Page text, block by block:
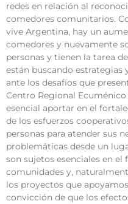
redes en relación al
comedores comunitarios.
vive Argentina, hay un
comedores y nuevamente
personas y tienen la tarea
están buscando estrategias
ante los desafíos que
Centro Regional
esencial aportar en el
de los esfuerzos
personas para atender sus
problemáticas desde un
son sujetos esenciales en
comunidades y,
los proyectos que
convicción de que los